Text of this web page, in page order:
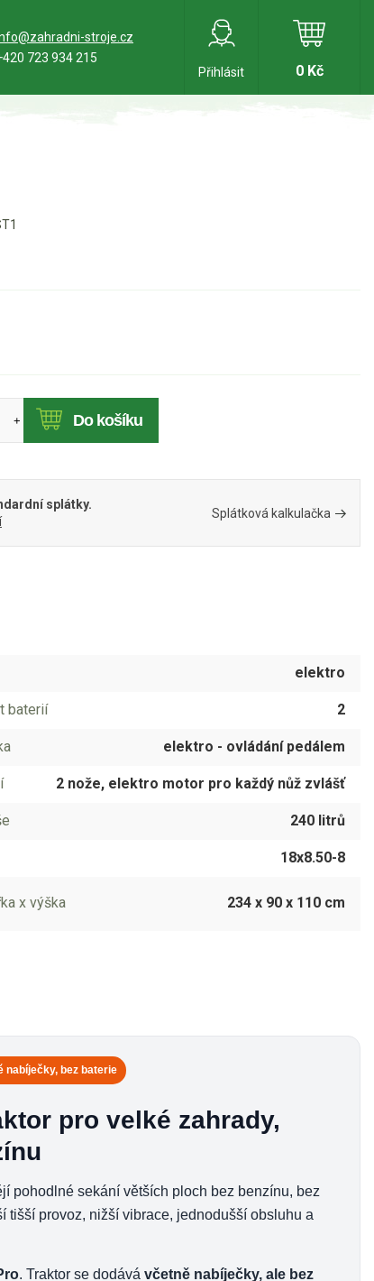
stroje.cz
723 934 215
Přihlásit
0 Kč
+ Do košíku
splátky.
Splátková kalkulačka
elektro
baterií 2
elektro - ovládání pedálem
2 nože, elektro motor pro každý nůž zvlášť
240 litrů
18x8.50-8
x výška 234 x 90 x 110 cm
nabíječky, bez baterie
pro velké zahrady,
pohodlné sekání větších ploch bez benzínu, bez
tišší provoz, nižší vibrace, jednodušší obsluhu a
. Traktor se dodává včetně nabíječky, ale bez